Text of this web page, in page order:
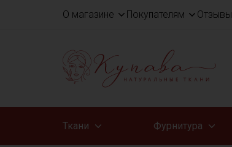
О магазине Покупателям Отзывы
Ткани Фурнитура